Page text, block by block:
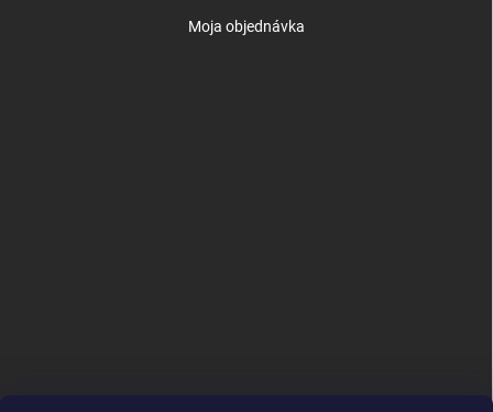
Moja objednávka